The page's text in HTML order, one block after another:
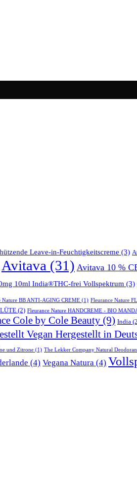
Leave-in-Feuchtigkeitscreme (3)
Avitava (31) Avitava 10 %
10ml India®THC-frei Vollspektrum (3)
Nature BB ANTI-AGING CREME (1) Fleurance Nature
(2) Fleurance Nature HANDCREME - BIO
Cole by Cole Beauty (9) India
Vegan Hergestellt in
und Zitrone (1) The Lekker Company Natural
(4) Vegana Natura (4)